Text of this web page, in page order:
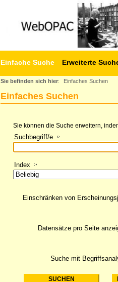
Einfache Suche Erweiterte
Sie befinden sich hier: Einfaches Suchen
Einfaches Suchen
Sie können die Suche erweitern,
Suchbegriff/e
Index
Suche mit
Einschränken von
Datensätze pro Seite